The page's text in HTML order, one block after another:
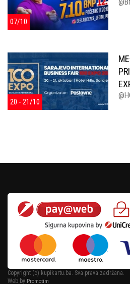
07/10
20 - 21/10
Copyright (c) kupikartu.ba. Sva prava zadržana.
Web by Promotim